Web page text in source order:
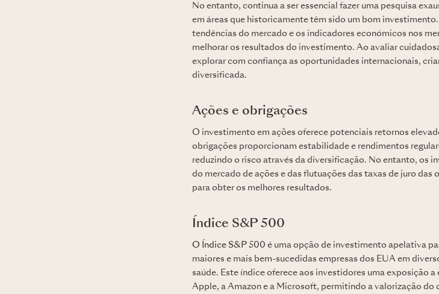
No entanto, continua a ser essencial fazer uma pesquisa
em áreas que historicamente têm sido um bom
tendências do mercado e os indicadores económicos nos
melhorar os resultados do investimento. Ao avaliar
explorar com confiança as oportunidades internacionais,
diversificada.
Ações e obrigações
O investimento em ações oferece potenciais retornos
obrigações proporcionam estabilidade e rendimentos
reduzindo o risco através da diversificação. No entanto, os
do mercado de ações e das flutuações das taxas de juro das
para obter os melhores resultados.
Índice S&P 500
O Índice S&P 500 é uma opção de investimento apelativa
maiores e mais bem-sucedidas empresas dos EUA em
saúde. Este índice oferece aos investidores uma exposição
Apple, a Amazon e a Microsoft, permitindo a valorização do